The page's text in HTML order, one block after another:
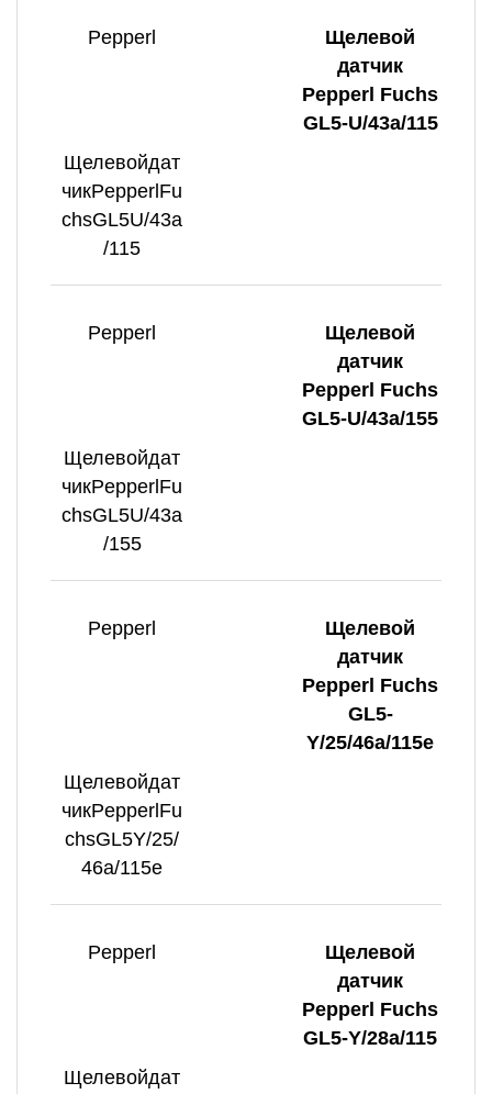
Pepperl
Щелевой
датчик
Pepperl Fuchs
GL5-U/43a/115
Щелевойдат
чикPepperlFu
chsGL5U/43a
/115
Pepperl
Щелевой
датчик
Pepperl Fuchs
GL5-U/43a/155
Щелевойдат
чикPepperlFu
chsGL5U/43a
/155
Pepperl
Щелевой
датчик
Pepperl Fuchs
GL5-
Y/25/46a/115e
Щелевойдат
чикPepperlFu
chsGL5Y/25/
46a/115e
Pepperl
Щелевой
датчик
Pepperl Fuchs
GL5-Y/28a/115
Щелевойдат